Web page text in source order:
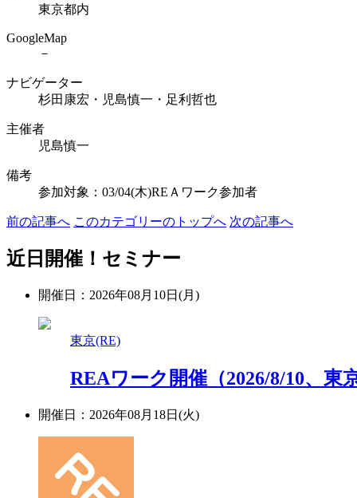
東京都内
GoogleMap
－
ナビゲーター
杉田康宏・児島慎一・足利哲也
主催者
児島慎一
備考
参加対象：03/04(木)REＡワーク参加者
前の記事へ このカテゴリーのトップへ 次の記事へ
近日開催！セミナー
開催日：2026年08月10日(月)
東京(RE)
REAワーク開催（2026/8/10、東
開催日：2026年08月18日(火)